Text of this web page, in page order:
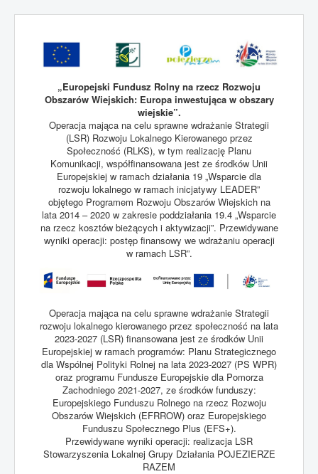
„Europejski Fundusz Rolny na rzecz Rozwoju
Obszarów Wiejskich: Europa inwestująca w obszary
wiejskie”.
Operacja mająca na celu sprawne wdrażanie Strategii
(LSR) Rozwoju Lokalnego Kierowanego przez
Społeczność (RLKS), w tym realizację Planu
Komunikacji, współfinansowana jest ze środków Unii
Europejskiej w ramach działania 19 „Wsparcie dla
rozwoju lokalnego w ramach inicjatywy LEADER”
objętego Programem Rozwoju Obszarów Wiejskich na
lata 2014 – 2020 w zakresie poddziałania 19.4 „Wsparcie
na rzecz kosztów bieżących i aktywizacji”. Przewidywane
wyniki operacji: postęp finansowy we wdrażaniu operacji
w ramach LSR”.
Operacja mająca na celu sprawne wdrażanie Strategii
rozwoju lokalnego kierowanego przez społeczność na lata
2023-2027 (LSR) finansowana jest ze środków Unii
Europejskiej w ramach programów: Planu Strategicznego
dla Wspólnej Polityki Rolnej na lata 2023-2027 (PS WPR)
oraz programu Fundusze Europejskie dla Pomorza
Zachodniego 2021-2027, ze środków funduszy:
Europejskiego Funduszu Rolnego na rzecz Rozwoju
Obszarów Wiejskich (EFRROW) oraz Europejskiego
Funduszu Społecznego Plus (EFS+).
Przewidywane wyniki operacji: realizacja LSR
Stowarzyszenia Lokalnej Grupy Działania POJEZIERZE
RAZEM